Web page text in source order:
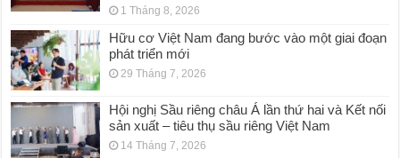
1 Tháng 8, 2026
Hữu cơ Việt Nam đang bước vào một giai đoạn
phát triển mới
29 Tháng 7, 2026
Hội nghị Sầu riêng châu Á lần thứ hai và Kết nối
sản xuất – tiêu thụ sầu riêng Việt Nam
14 Tháng 7, 2026